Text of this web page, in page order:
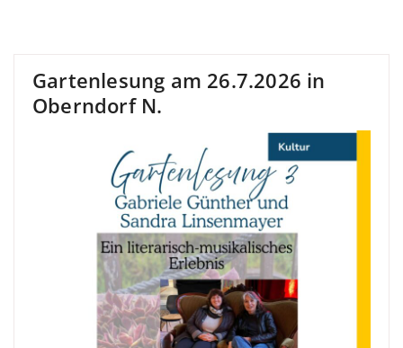
Gartenlesung am 26.7.2026 in
Oberndorf N.